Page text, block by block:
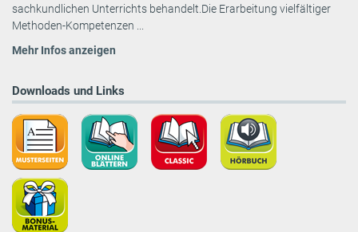
sachkundlichen Unterrichts behandelt.Die Erarbeitung vielfältiger
Methoden-Kompetenzen ...
Mehr Infos anzeigen
Downloads und Links